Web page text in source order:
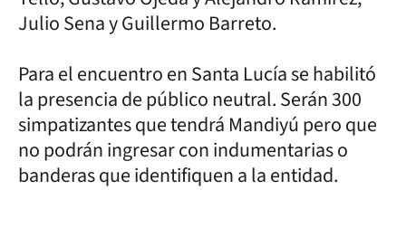
Julio Sena y Guillermo Barreto.
Para el encuentro en Santa Lucía se habilitó
la presencia de público neutral. Serán 300
simpatizantes que tendrá Mandiyú pero que
no podrán ingresar con indumentarias o
banderas que identifiquen a la entidad.